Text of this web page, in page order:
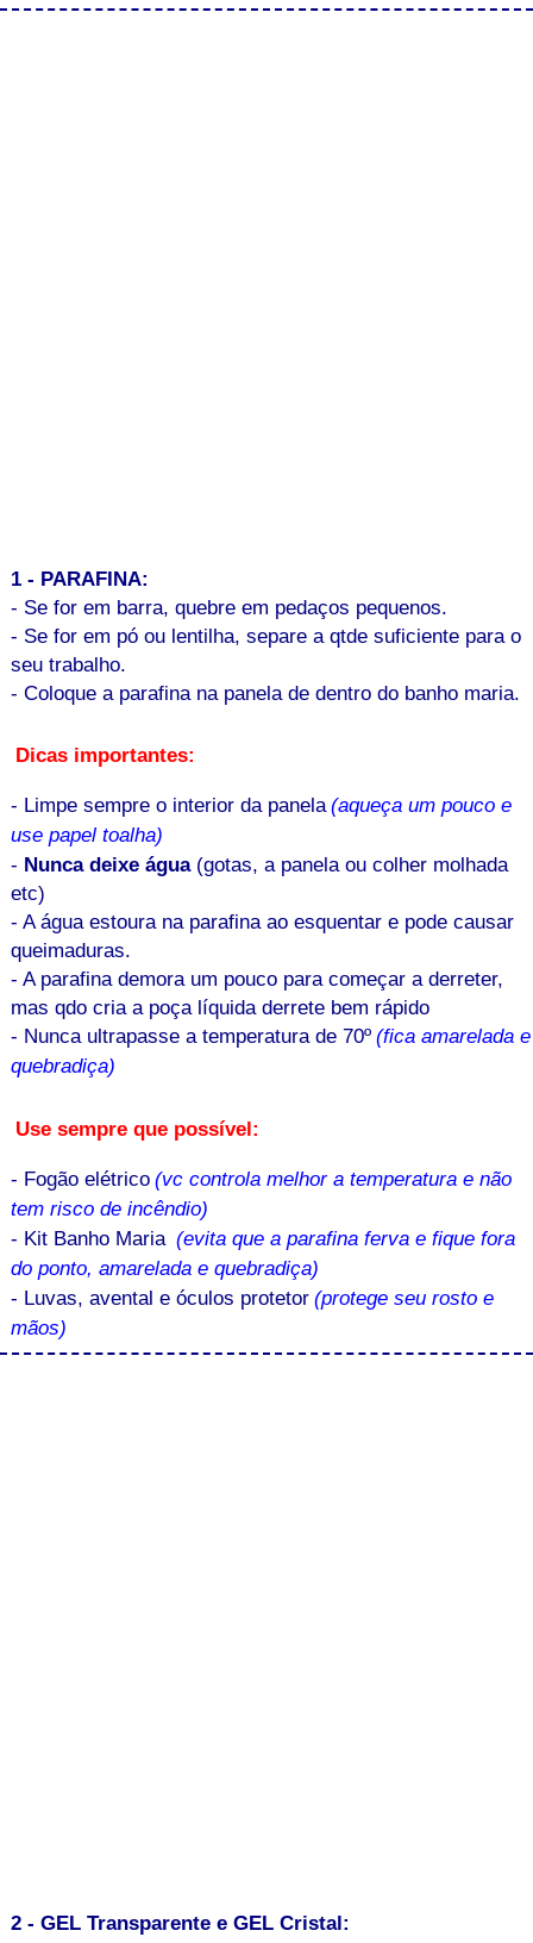
1 - PARAFINA:
- Se for em barra, quebre em pedaços pequenos.
- Se for em pó ou lentilha, separe a qtde suficiente para o
seu trabalho.
- Coloque a parafina na panela de dentro do banho maria.
Dicas importantes:
- Limpe sempre o interior da panela (aqueça um pouco e
use papel toalha)
- Nunca deixe água(gotas, a panela ou colher molhada
etc)
- A água estoura na parafina ao esquentar e pode causar
queimaduras.
- A parafina demora um pouco para começar a derreter,
mas qdo cria a poça líquida derrete bem rápido
- Nunca ultrapasse a temperatura de 70º (fica amarelada e
quebradiça)
Use sempre que possível:
- Fogão elétrico (vc controla melhor a temperatura e não
tem risco de incêndio)
- Kit Banho Maria (evita que a parafina ferva e fique fora
do ponto, amarelada e quebradiça)
- Luvas, avental e óculos protetor (protege seu rosto e
mãos)
2 - GEL Transparente e GEL Cristal: